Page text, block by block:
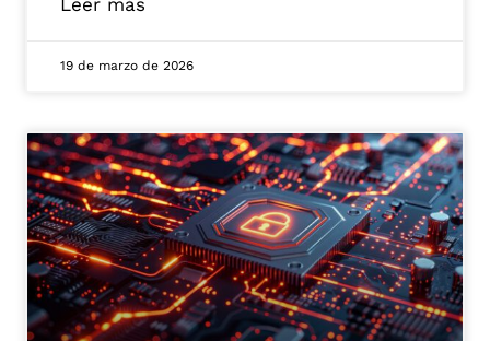
19 de marzo de 2026